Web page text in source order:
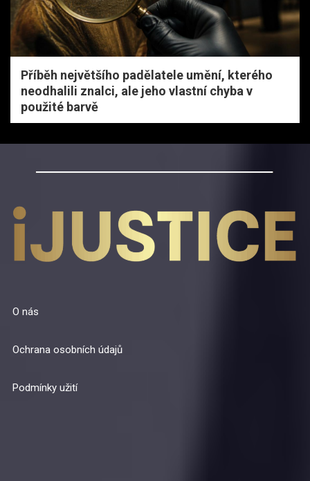
Příběh největšího padělatele umění, kterého
neodhalili znalci, ale jeho vlastní chyba v
použité barvě
O nás
Ochrana osobních údajů
Podmínky užití